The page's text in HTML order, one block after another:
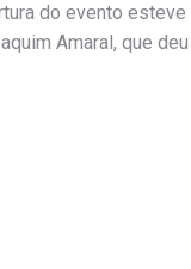
do evento
Amaral, que